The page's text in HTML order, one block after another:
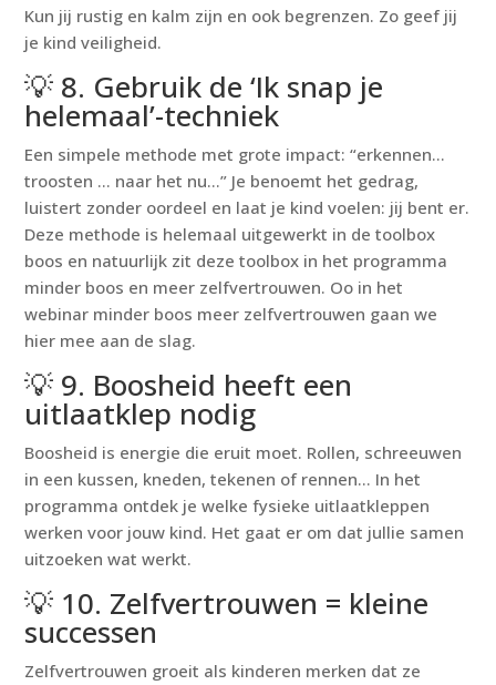
Kun jij rustig en kalm zijn en ook begrenzen. Zo geef jij
je kind veiligheid.
💡 8. Gebruik de ‘Ik snap je
helemaal’-techniek
Een simpele methode met grote impact: “erkennen…
troosten … naar het nu…” Je benoemt het gedrag,
luistert zonder oordeel en laat je kind voelen: jij bent er.
Deze methode is helemaal uitgewerkt in de toolbox
boos en natuurlijk zit deze toolbox in het programma
minder boos en meer zelfvertrouwen. Oo in het
webinar minder boos meer zelfvertrouwen gaan we
hier mee aan de slag.
💡 9. Boosheid heeft een
uitlaatklep nodig
Boosheid is energie die eruit moet. Rollen, schreeuwen
in een kussen, kneden, tekenen of rennen… In het
programma ontdek je welke fysieke uitlaatkleppen
werken voor jouw kind. Het gaat er om dat jullie samen
uitzoeken wat werkt.
💡 10. Zelfvertrouwen = kleine
successen
Zelfvertrouwen groeit als kinderen merken dat ze